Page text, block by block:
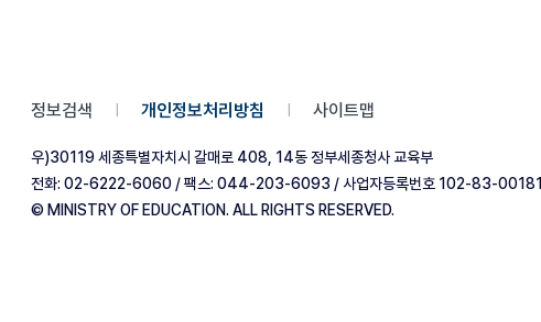
정보검색 개인정보처리방침 사이트맵
우)30119 세종특별자치시 갈매로 408, 14동 정부세종청사 교육부
전화: 02-6222-6060 / 팩스: 044-203-6093 / 사업자등록번호 102-83-00181
© MINISTRY OF EDUCATION. ALL RIGHTS RESERVED.